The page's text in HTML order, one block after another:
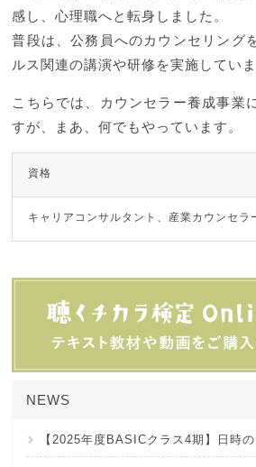
感し、心理職へと転身しました。
普段は、公務員へのカウンセリング
ルス関連の講演や研修を実施していま
こちらでは、カウンセラー養成事業
すが、まあ、何でもやっています。
資格
キャリアコンサルタント、産業カウンセラ
NEWS
【2025年度BASICクラス4期】日時